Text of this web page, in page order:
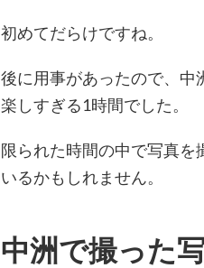
初めてだらけですね。
後に用事があったので、中
楽しすぎる1時間でした。
限られた時間の中で写真
いるかもしれません。
中洲で撮った